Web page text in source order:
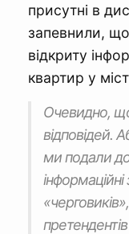
присутні в
запевнили,
відкриту
квартир у
Очевидно,
відповідей.
ми подали до